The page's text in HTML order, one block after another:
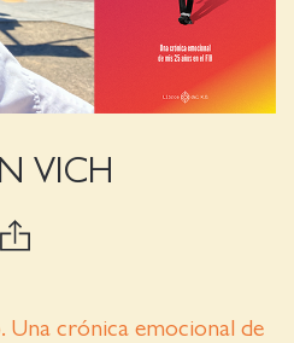
VICH
Una crónica emocional de